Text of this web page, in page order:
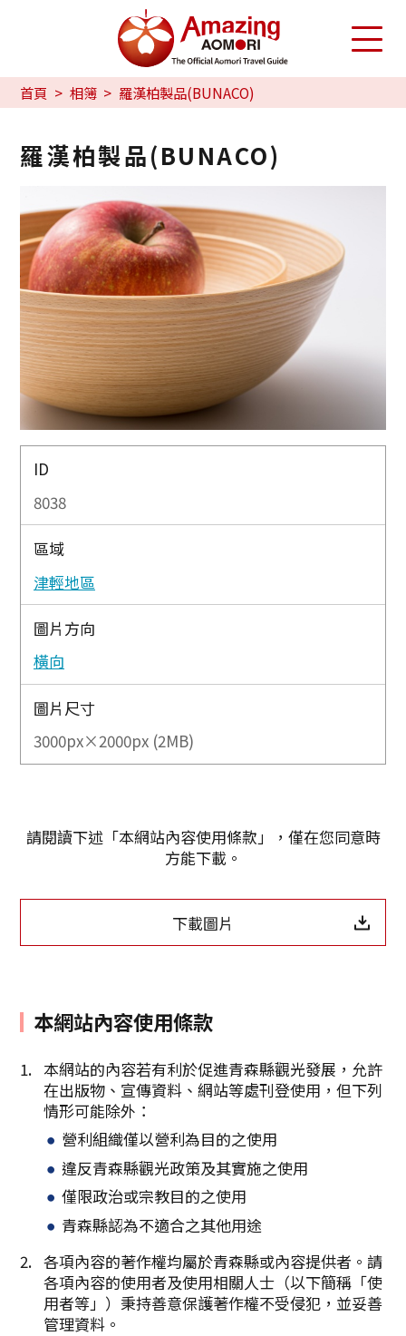
首頁 相簿 羅漢柏製品(BUNACO)
羅漢柏製品(BUNACO)
ID
8038
區域
津輕地區
圖片方向
橫向
圖片尺寸
3000px×2000px (2MB)
請閱讀下述「本網站內容使用條款」，僅在您同意時
方能下載。
下載圖片
本網站內容使用條款
本網站的內容若有利於促進青森縣觀光發展，允許
在出版物、宣傳資料、網站等處刊登使用，但下列
情形可能除外：
營利組織僅以營利為目的之使用
違反青森縣觀光政策及其實施之使用
僅限政治或宗教目的之使用
青森縣認為不適合之其他用途
各項內容的著作權均屬於青森縣或內容提供者。請
各項內容的使用者及使用相關人士（以下簡稱「使
用者等」）秉持善意保護著作權不受侵犯，並妥善
管理資料。
Facebook分享
複製連結